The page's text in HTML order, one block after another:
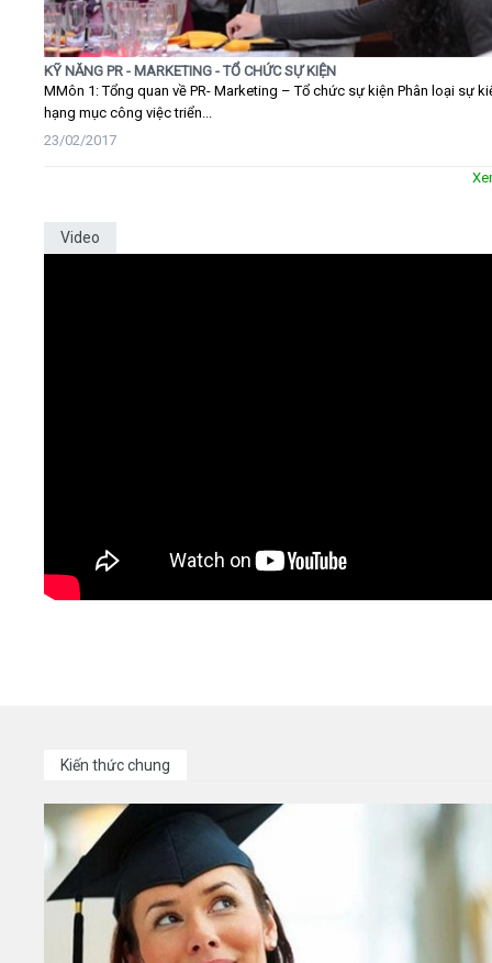
KỸ NĂNG PR - MARKETING - TỔ CHỨC SỰ KIỆN
MMôn 1: Tổng quan về PR- Marketing – Tổ chức sự kiện Phân loại sự
hạng mục công việc triển...
23/02/2017
Video
Kiến thức chung